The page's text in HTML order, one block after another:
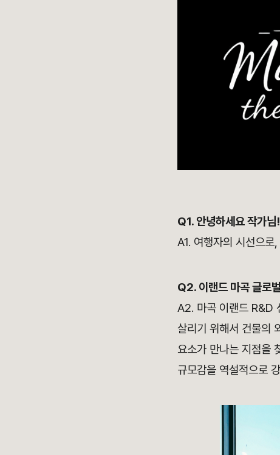
Q1. 안녕하세요 작가
A1. 여행자의 시선으
Q2. 이랜드 마곡 글로벌
A2. 마곡 이랜드 R&D
살리기 위해서 건물의
요소가 만나는 지점을
규모감을 역설적으로